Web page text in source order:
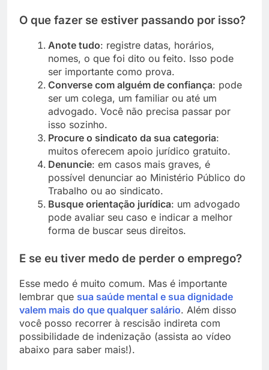
O que fazer se estiver passando por isso?
Anote tudo: registre datas, horários,
nomes, o que foi dito ou feito. Isso pode
ser importante como prova.
Converse com alguém de confiança: pode
ser um colega, um familiar ou até um
advogado. Você não precisa passar por
isso sozinho.
Procure o sindicato da sua categoria:
muitos oferecem apoio jurídico gratuito.
Denuncie: em casos mais graves, é
possível denunciar ao Ministério Público do
Trabalho ou ao sindicato.
Busque orientação jurídica: um advogado
pode avaliar seu caso e indicar a melhor
forma de buscar seus direitos.
E se eu tiver medo de perder o emprego?
Esse medo é muito comum. Mas é importante
lembrar que sua saúde mental e sua dignidade
valem mais do que qualquer salário. Além disso
você posso recorrer à rescisão indireta com
possibilidade de indenização (assista ao vídeo
abaixo para saber mais!).